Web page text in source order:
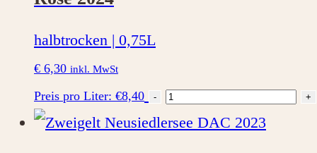
halbtrocken | 0,75L
€ 6,30 inkl. MwSt
Preis pro Liter: €8,40 -
Rosé
2024
+